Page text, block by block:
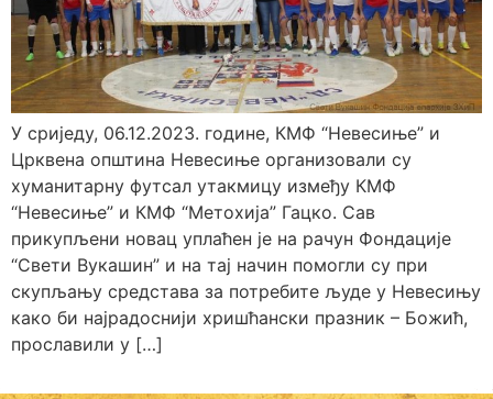
У сриједу, 06.12.2023. године, КМФ “Невесиње” и
Црквена општина Невесиње организовали су
хуманитарну футсал утакмицу између КМФ
“Невесиње” и КМФ “Метохија” Гацко. Сав
прикупљени новац уплаћен је на рачун Фондације
“Свети Вукашин” и на тај начин помогли су при
скупљању средстава за потребите људе у Невесињу
како би најрадоснији хришћански празник – Божић,
прославили у […]